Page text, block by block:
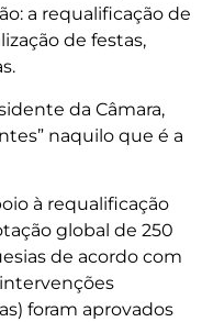
a requalificação de
de festas,
da Câmara,
naquilo que é a
à requalificação
global de 250
de acordo com
foram aprovados